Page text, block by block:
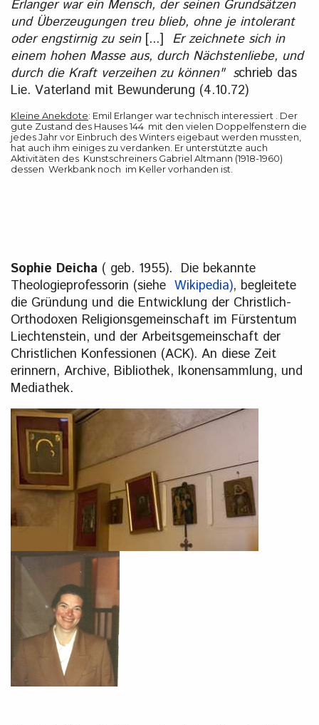
Erlanger war ein Mensch, der seinen Grundsätzen
und Überzeugungen treu blieb, ohne je intolerant
oder engstirnig zu sein [...] Er zeichnete sich in
einem hohen Masse aus, durch Nächstenliebe, und
durch die Kraft verzeihen zu können" schrieb das
Lie. Vaterland mit Bewunderung (4.10.72)
Kleine Anekdote: Emil Erlanger war technisch interessiert . Der
gute Zustand des Hauses 144 mit den vielen Doppelfenstern die
jedes Jahr vor Einbruch des Winters eigebaut werden mussten,
hat auch ihm einiges zu verdanken. Er unterstützte auch
Aktivitäten des Kunstschreiners Gabriel Altmann (1918-1960)
dessen Werkbank noch im Keller vorhanden ist.
Sophie Deicha ( geb. 1955). Die bekannte
Theologieprofessorin (siehe Wikipedia), begleitete
die Gründung und die Entwicklung der Christlich-
Orthodoxen Religionsgemeinschaft im Fürstentum
Liechtenstein, und der Arbeitsgemeinschaft der
Christlichen Konfessionen (ACK). An diese Zeit
erinnern, Archive, Bibliothek, Ikonensammlung, und
Mediathek.